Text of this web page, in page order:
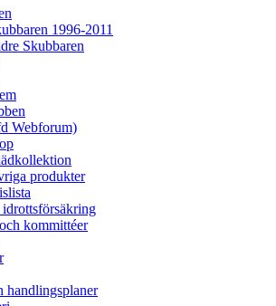
1996-2011
Skubbaren
Webforum)
produkter
kommittéer
handlingsplaner